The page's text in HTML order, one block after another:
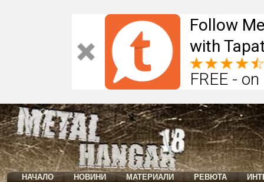
Follow
with
FREE -
НАЧАЛО НОВИНИ МАТЕРИАЛИ РЕВЮТА